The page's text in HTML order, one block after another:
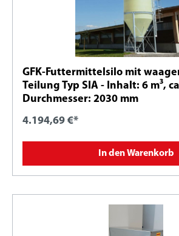
GFK-Futtermittelsilo mit
Teilung Typ SIA - Inhalt: 6 m³,
Durchmesser: 2030 mm
4.194,69 €*
In den Warenkorb